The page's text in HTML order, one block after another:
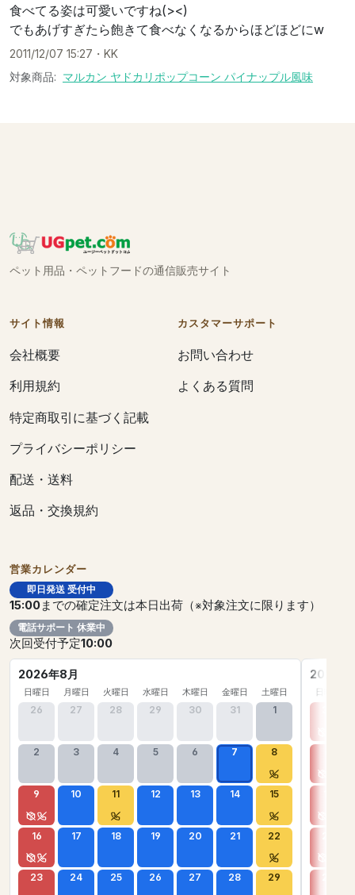
食べてる姿は可愛いですね(><)
でもあげすぎたら飽きて食べなくなるからほどほどにw
2011/12/07 15:27 ・ KK
対象商品: マルカン ヤドカリポップコーン パイナップル風味
ペット用品・ペットフードの通信販売サイト
サイト情報
会社概要
利用規約
特定商取引に基づく記載
プライバシーポリシー
配送・送料
返品・交換規約
カスタマーサポート
お問い合わせ
よくある質問
営業カレンダー
即日発送 受付中
15:00までの確定注文は本日出荷（※対象注文に限ります）
電話サポート 休業中
次回受付予定10:00
2026年8月
日曜日 月曜日 火曜日 水曜日 木曜日 金曜日 土曜日
26 27 28 29 30 31 1
2 3 4 5 6 7 8
9 10 11 12 13 14 15
16 17 18 19 20 21 22
23 24 25 26 27 28 29
2026年
日曜日